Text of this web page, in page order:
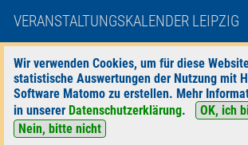
VERANSTALTUNGSKALENDER LEIPZIG
Wir verwenden Cookies, um für diese
statistische Auswertungen der Nutzung mit
Software Matomo zu erstellen. Mehr
in unserer Datenschutzerklärung.
OK, ich
Nein, bitte nicht